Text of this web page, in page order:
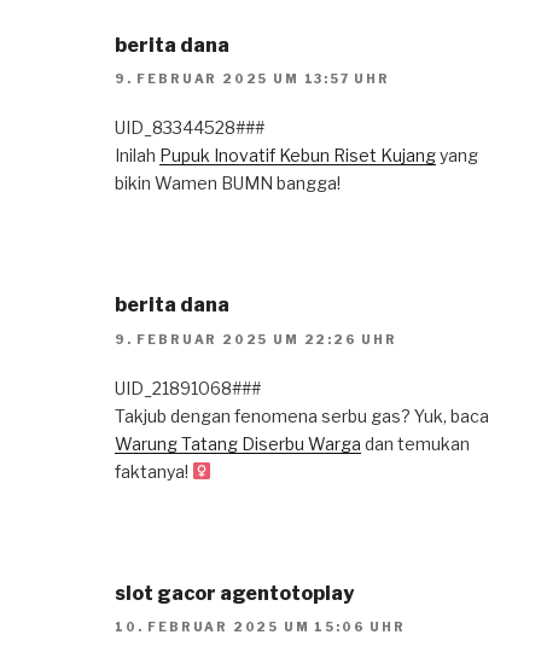
berita dana
9. FEBRUAR 2025 UM 13:57 UHR
UID_83344528###
Inilah Pupuk Inovatif Kebun Riset Kujangyang
bikin Wamen BUMN bangga!
berita dana
9. FEBRUAR 2025 UM 22:26 UHR
UID_21891068###
Takjub dengan fenomena serbu gas? Yuk, baca
Warung Tatang Diserbu Warga dan temukan
faktanya!
slot gacor agentotoplay
10. FEBRUAR 2025 UM 15:06 UHR